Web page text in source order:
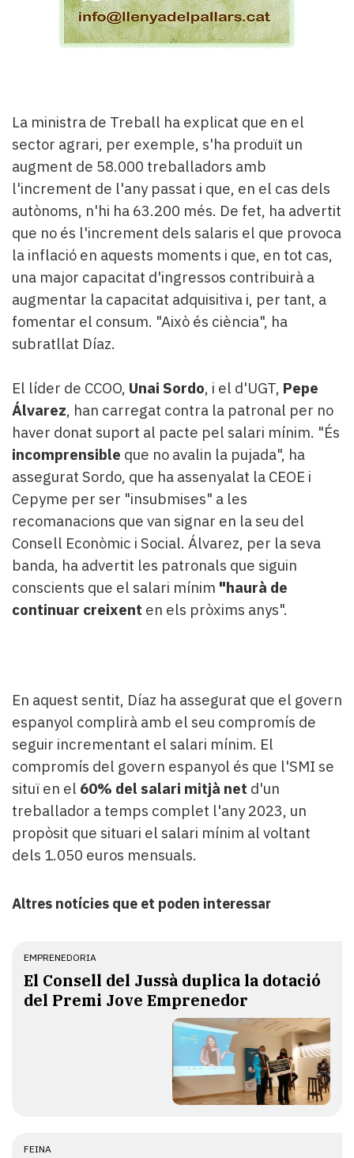
La ministra de Treball ha explicat que en el
sector agrari, per exemple, s'ha produït un
augment de 58.000 treballadors amb
l'increment de l'any passat i que, en el cas dels
autònoms, n'hi ha 63.200 més. De fet, ha advertit
que no és l'increment dels salaris el que provoca
la inflació en aquests moments i que, en tot cas,
una major capacitat d'ingressos contribuirà a
augmentar la capacitat adquisitiva i, per tant, a
fomentar el consum. "Això és ciència", ha
subratllat Díaz.
El líder de CCOO, Unai Sordo, i el d'UGT, Pepe
Álvarez, han carregat contra la patronal per no
haver donat suport al pacte pel salari mínim. "És
incomprensible que no avalin la pujada", ha
assegurat Sordo, que ha assenyalat la CEOE i
Cepyme per ser "insubmises" a les
recomanacions que van signar en la seu del
Consell Econòmic i Social. Álvarez, per la seva
banda, ha advertit les patronals que siguin
conscients que el salari mínim "haurà de
continuar creixent en els pròxims anys".
En aquest sentit, Díaz ha assegurat que el govern
espanyol complirà amb el seu compromís de
seguir incrementant el salari mínim. El
compromís del govern espanyol és que l'SMI se
situï en el 60% del salari mitjà net d'un
treballador a temps complet l'any 2023, un
propòsit que situari el salari mínim al voltant
dels 1.050 euros mensuals.
Altres notícies que et poden interessar
EMPRENEDORIA
El Consell del Jussà duplica la dotació
del Premi Jove Emprenedor
FEINA